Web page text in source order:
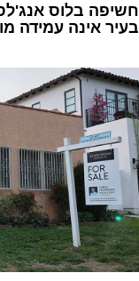
חשיפה בלוס
בעיר אינה עמידה